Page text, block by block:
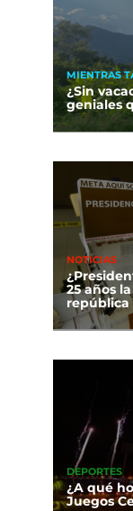
MIENTRAS
¿Sin
geniales
NOTICIAS
25 años
república
DEPORTES
¿A qué
Juegos